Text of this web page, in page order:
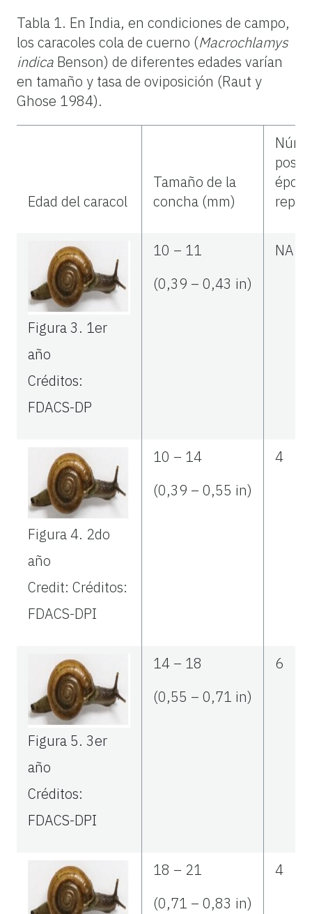
Tabla 1. En India, en condiciones de campo,
los caracoles cola de cuerno (Macrochlamys
indica Benson) de diferentes edades varían
en tamaño y tasa de oviposición (Raut y
Ghose 1984).
Edad del caracol
Tamaño de la
concha (mm)
época
Figura 3. 1er
año
Créditos:
FDACS-DP
10 – 11
(0,39 – 0,43 in)
NA
Figura 4. 2do
año
Credit: Créditos:
FDACS-DPI
10 – 14
(0,39 – 0,55 in)
4
Figura 5. 3er
año
Créditos:
FDACS-DPI
14 – 18
(0,55 – 0,71 in)
6
18 – 21
(0,71 – 0,83 in)
4